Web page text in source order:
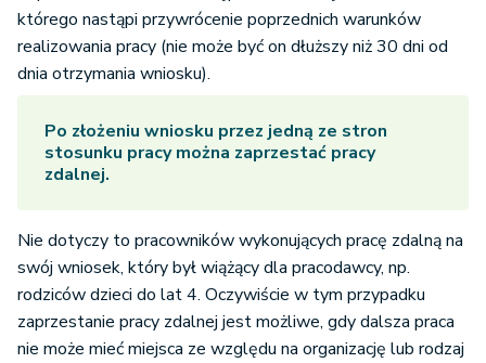
którego nastąpi przywrócenie poprzednich warunków
realizowania pracy (nie może być on dłuższy niż 30 dni od
dnia otrzymania wniosku).
Po złożeniu wniosku przez jedną ze stron
stosunku pracy można zaprzestać pracy
zdalnej.
Nie dotyczy to pracowników wykonujących pracę zdalną na
swój wniosek, który był wiążący dla pracodawcy, np.
rodziców dzieci do lat 4. Oczywiście w tym przypadku
zaprzestanie pracy zdalnej jest możliwe, gdy dalsza praca
nie może mieć miejsca ze względu na organizację lub rodzaj